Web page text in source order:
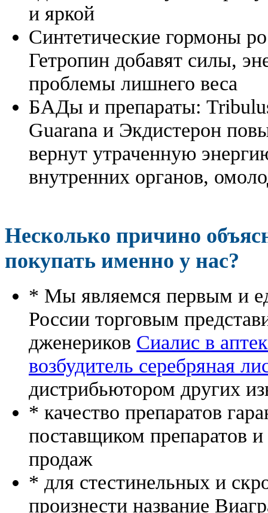
и яркой
Синтетические гормоны
Гетропин добавят силы,
проблемы лишнего веса
БАДы и препараты:
Guarana и Экдистерон
вернут утраченную
внутренних органов,
Несколько причино
покупать именно у нас?
* Мы являемся первым и
России торговым
дженериков Сиалис в
возбудитель серебряная
дистрибьютором других
* качество препаратов
поставщиком препаратов
продаж
* для стестинельных и
произнести название